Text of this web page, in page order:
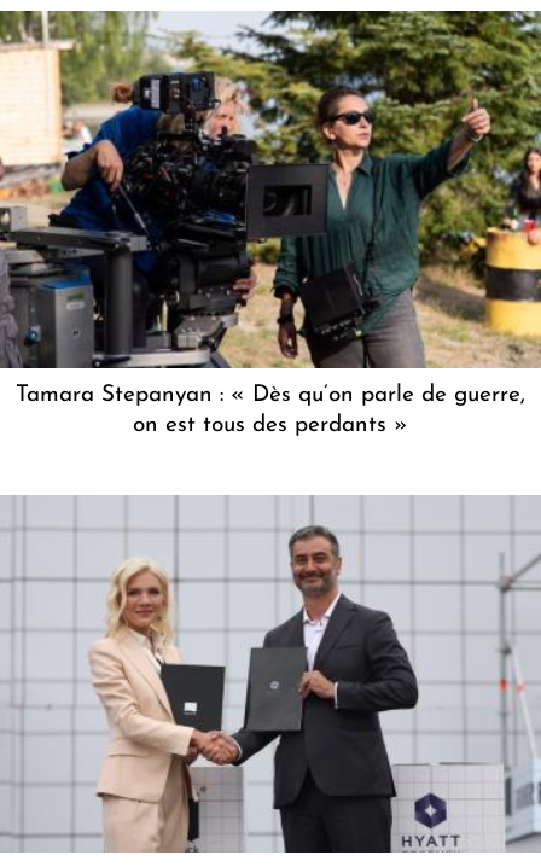
Tamara Stepanyan : « Dès qu’on parle de guerre,
on est tous des perdants »